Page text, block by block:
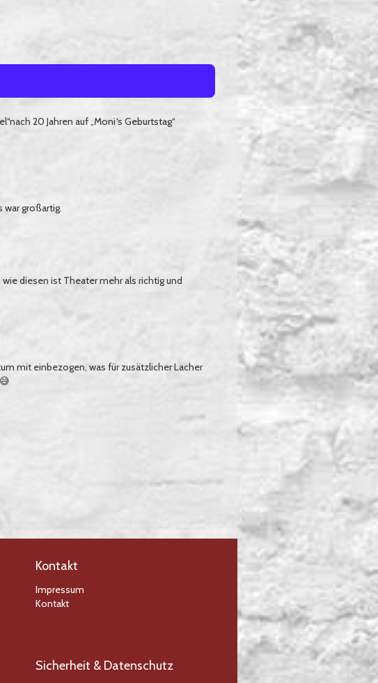
20 Jahren auf „Moni‘s Geburtstag“
war großartig.
diesen ist Theater mehr als richtig und
mit einbezogen, was für zusätzlicher Lacher
Kontakt
Impressum
Kontakt
Sicherheit & Datenschutz